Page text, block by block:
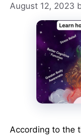
August 12, 2023
According to the